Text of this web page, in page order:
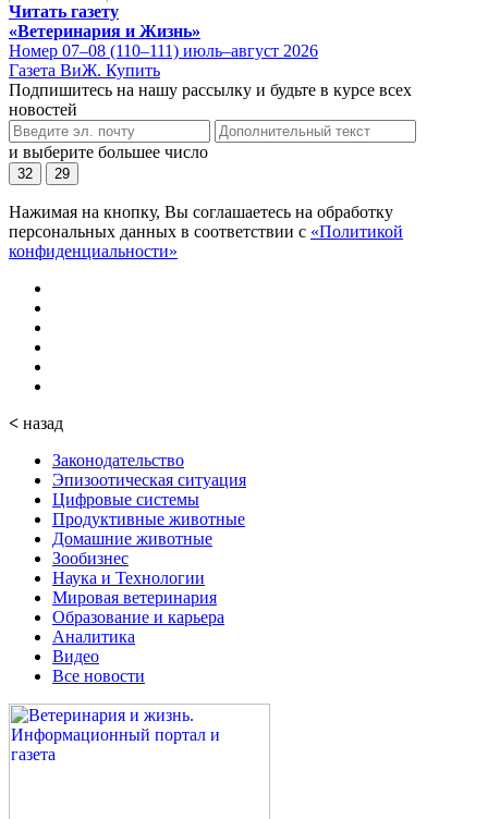
Читать газету
«Ветеринария и Жизнь»
Номер 07–08 (110–111) июль–август 2026
Газета ВиЖ. Купить
Подпишитесь на нашу рассылку и будьте в курсе всех
новостей
и выберите большее число
32 29
Нажимая на кнопку, Вы соглашаетесь на обработку
персональных данных в соответствии с «Политикой
конфиденциальности»
< назад
Законодательство
Эпизоотическая ситуация
Цифровые системы
Продуктивные животные
Домашние животные
Зообизнес
Наука и Технологии
Мировая ветеринария
Образование и карьера
Аналитика
Видео
Все новости